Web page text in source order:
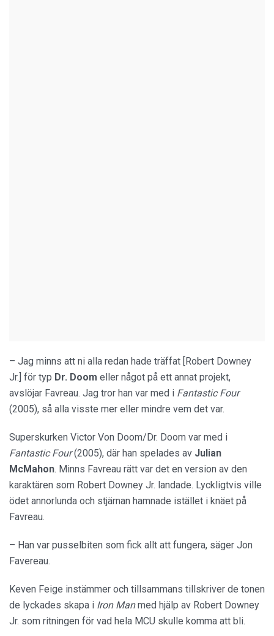
– Jag minns att ni alla redan hade träffat [Robert Downey
Jr.] för typ Dr. Doom eller något på ett annat projekt,
avslöjar Favreau. Jag tror han var med i Fantastic Four
(2005), så alla visste mer eller mindre vem det var.
Superskurken Victor Von Doom/Dr. Doom var med i
Fantastic Four(2005), där han spelades av Julian
McMahon. Minns Favreau rätt var det en version av den
karaktären som Robert Downey Jr. landade. Lyckligtvis ville
ödet annorlunda och stjärnan hamnade istället i knäet på
Favreau.
– Han var pusselbiten som fick allt att fungera, säger Jon
Favereau.
Keven Feige instämmer och tillsammans tillskriver de tonen
de lyckades skapa i Iron Manmed hjälp av Robert Downey
Jr. som ritningen för vad hela MCU skulle komma att bli.